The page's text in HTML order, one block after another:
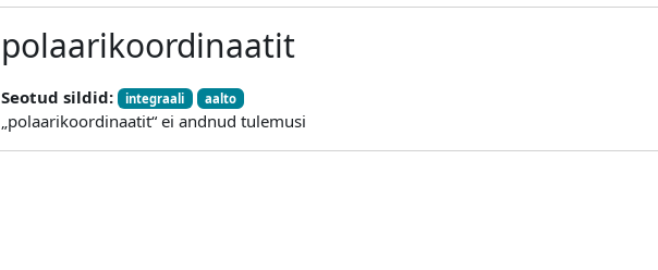
polaarikoordinaatit
Seotud sildid: integraali aalto
„polaarikoordinaatit“ ei andnud tulemusi